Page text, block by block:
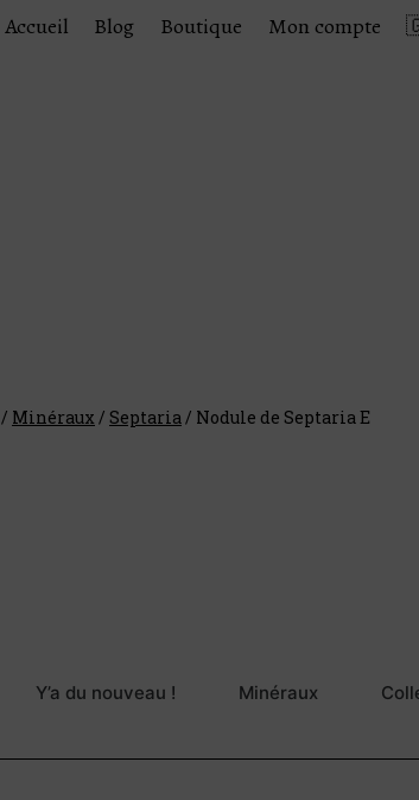
Accueil Blog Boutique Mon compte
/ Minéraux / Septaria/ Nodule de Septaria E
Y’a du nouveau ! Minéraux